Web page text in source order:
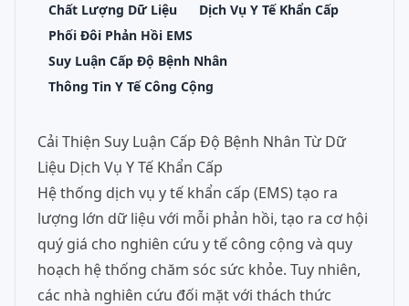
Chất Lượng Dữ Liệu
Dịch Vụ Y Tế Khẩn Cấp
Phối Đôi Phản Hồi EMS
Suy Luận Cấp Độ Bệnh Nhân
Thông Tin Y Tế Công Cộng
Cải Thiện Suy Luận Cấp Độ Bệnh Nhân Từ Dữ
Liệu Dịch Vụ Y Tế Khẩn Cấp
Hệ thống dịch vụ y tế khẩn cấp (EMS) tạo ra
lượng lớn dữ liệu với mỗi phản hồi, tạo ra cơ hội
quý giá cho nghiên cứu y tế công cộng và quy
hoạch hệ thống chăm sóc sức khỏe. Tuy nhiên,
các nhà nghiên cứu đối mặt với thách thức